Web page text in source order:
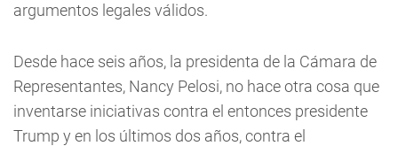
argumentos legales válidos.
Desde hace seis años, la presidenta de la Cámara de
Representantes, Nancy Pelosi, no hace otra cosa que
inventarse iniciativas contra el entonces presidente
Trump y en los últimos dos años, contra el